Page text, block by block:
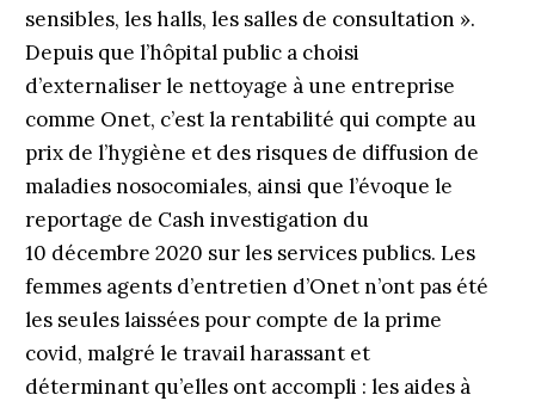
sensibles, les halls, les salles de consultation ».
Depuis que l’hôpital public a choisi
d’externaliser le nettoyage à une entreprise
comme Onet, c’est la rentabilité qui compte au
prix de l’hygiène et des risques de diffusion de
maladies nosocomiales, ainsi que l’évoque le
reportage de Cash investigation du
10 décembre 2020 sur les services publics. Les
femmes agents d’entretien d’Onet n’ont pas été
les seules laissées pour compte de la prime
covid, malgré le travail harassant et
déterminant qu’elles ont accompli : les aides à